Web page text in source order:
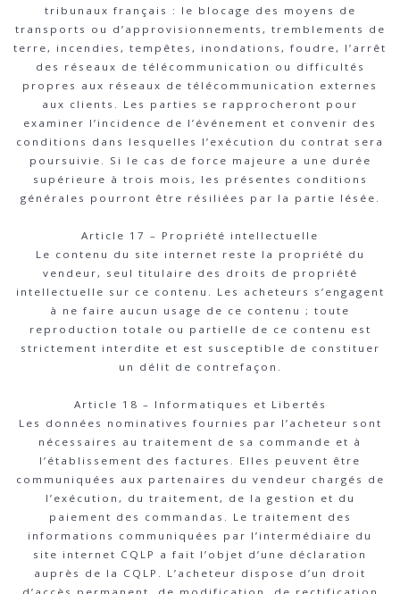
tribunaux français : le blocage des moyens de
transports ou d’approvisionnements, tremblements de
terre, incendies, tempêtes, inondations, foudre, l’arrêt
des réseaux de télécommunication ou difficultés
propres aux réseaux de télécommunication externes
aux clients. Les parties se rapprocheront pour
examiner l’incidence de l’événement et convenir des
conditions dans lesquelles l’exécution du contrat sera
poursuivie. Si le cas de force majeure a une durée
supérieure à trois mois, les présentes conditions
générales pourront être résiliées par la partie lésée.
Article 17 – Propriété intellectuelle
Le contenu du site internet reste la propriété du
vendeur, seul titulaire des droits de propriété
intellectuelle sur ce contenu. Les acheteurs s’engagent
à ne faire aucun usage de ce contenu ; toute
reproduction totale ou partielle de ce contenu est
strictement interdite et est susceptible de constituer
un délit de contrefaçon.
Article 18 – Informatiques et Libertés
Les données nominatives fournies par l’acheteur sont
nécessaires au traitement de sa commande et à
l’établissement des factures. Elles peuvent être
communiquées aux partenaires du vendeur chargés de
l’exécution, du traitement, de la gestion et du
paiement des commandas. Le traitement des
informations communiquées par l’intermédiaire du
site internet CQLP a fait l’objet d’une déclaration
auprès de la CQLP. L’acheteur dispose d’un droit